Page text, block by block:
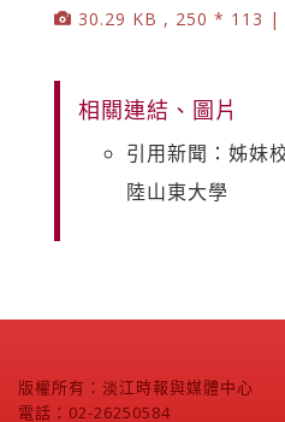
30.29 KB , 250 * 113 |
相關連結、圖片
引用新聞：姊妹
陸山東大學
版權所有：淡江時報與媒體中心
電話：02-26250584